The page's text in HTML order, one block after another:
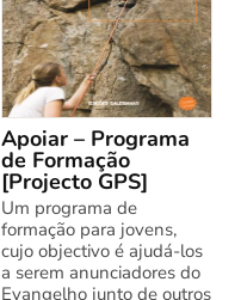
Apoiar – Programa
de Formação
[Projecto GPS]
Um programa de
formação para jovens,
cujo objectivo é ajudá-los
a serem anunciadores do
Evangelho junto de outros